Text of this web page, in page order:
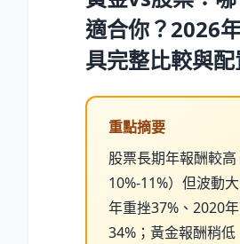
適合你？2026
具完整比較與
重點摘要
股票長期年報酬較高
10%-11%）但波動
年重挫37%、2020
34%；黃金報酬稍低